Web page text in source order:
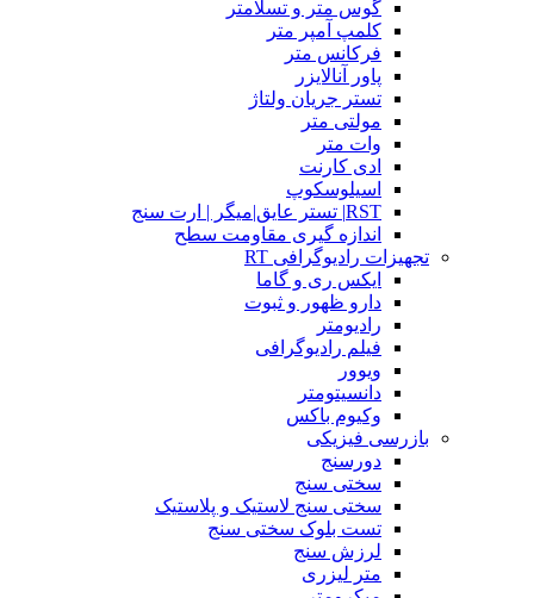
گوس متر و تسلامتر
کلمپ آمپر متر
فرکانس متر
پاور آنالایزر
تستر جریان ولتاژ
مولتی متر
وات متر
ادی کارنت
اسیلوسکوپ
RST| تستر عایق|میگر | ارت سنج
اندازه گیری مقاومت سطح
تجهیزات رادیوگرافی RT
ایکس ری و گاما
دارو ظهور و ثبوت
رادیومتر
فیلم رادیوگرافی
ویوور
دانسیتومتر
وکیوم باکس
بازرسی فیزیکی
دورسنج
سختی سنج
سختی سنج لاستیک و پلاستیک
تست بلوک سختی سنج
لرزش سنج
متر لیزری